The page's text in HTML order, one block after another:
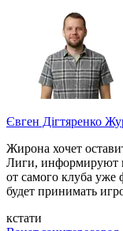
Євген Дігтяренко
Жирона хочет
Лиги, информируют
от самого клуба уже
будет принимать
кстати